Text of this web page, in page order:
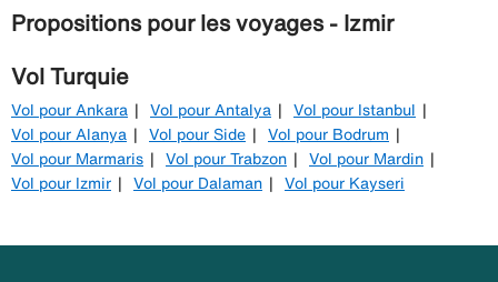
Propositions pour les voyages - Izmir
Vol Turquie
Vol pour Ankara Vol pour Antalya
Vol pour Istanbul
Vol pour Alanya
Vol pour Side
Vol pour Bodrum
Vol pour Marmaris
Vol pour Trabzon
Vol pour Mardin
Vol pour Izmir
Vol pour Dalaman Vol pour Kayseri